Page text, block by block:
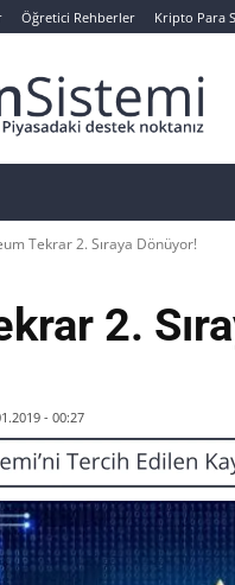
Öğretici Rehberler Kripto Para
Tekrar 2. Sıraya Dönüyor!
2.
- 00:27